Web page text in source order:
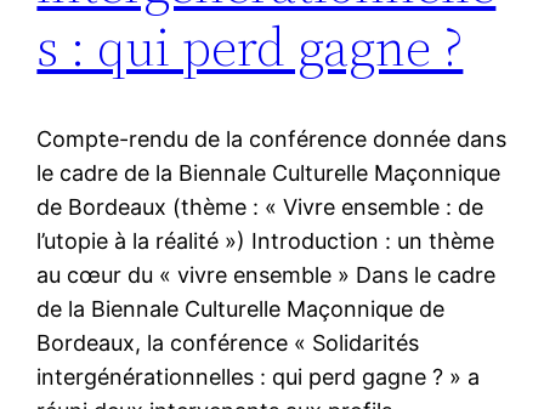
s : qui perd gagne ?
Compte-rendu de la conférence donnée dans
le cadre de la Biennale Culturelle Maçonnique
de Bordeaux (thème : « Vivre ensemble : de
l’utopie à la réalité ») Introduction : un thème
au cœur du « vivre ensemble » Dans le cadre
de la Biennale Culturelle Maçonnique de
Bordeaux, la conférence « Solidarités
intergénérationnelles : qui perd gagne ? » a